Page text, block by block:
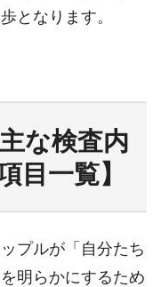
となります。
な検査内
目一覧】
プルが「自分たち
明らかにするため